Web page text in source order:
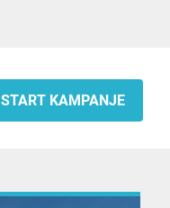
START KAMPANJE